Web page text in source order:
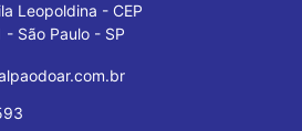
Leopoldina - CEP
São Paulo - SP